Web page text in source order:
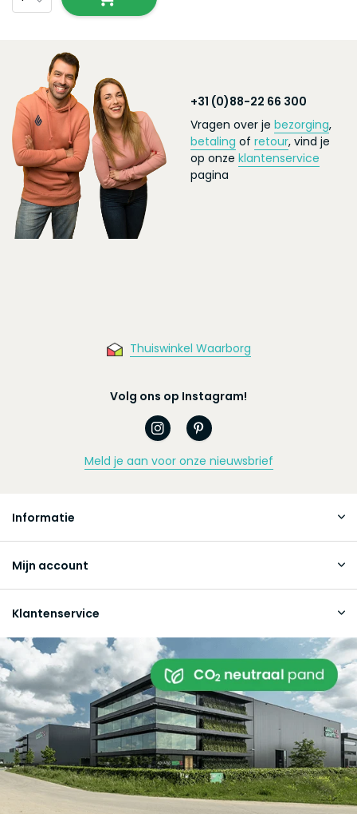
+31 (0)88-22 66 300
Vragen over je bezorging,
betaling of retour, vind je
op onze klantenservice
pagina
Thuiswinkel Waarborg
Volg ons op Instagram!
Meld je aan voor onze nieuwsbrief
Informatie
Mijn account
Klantenservice